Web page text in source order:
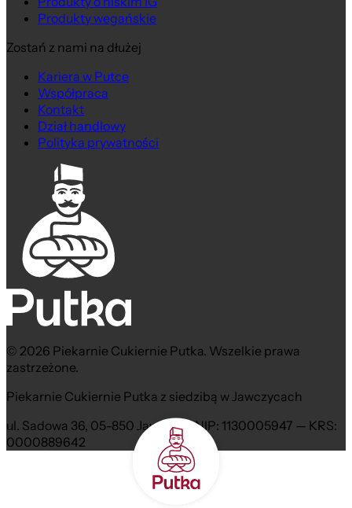
Produkty wegańskie
Zostań z nami na dłużej
Kariera w Putce
Współpraca
Kontakt
Dział handlowy
Polityka prywatności
© 2026 Piekarnie Cukiernie Putka. Wszelkie prawa
zastrzeżone.
Piekarnie Cukiernie Putka z siedzibą w Jawczycach
ul. Sadowa 36, 05-850 Jawczyce NIP: 1130005947 — KRS:
0000889642